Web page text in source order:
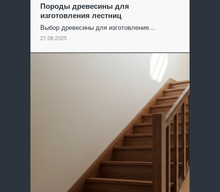
Породы древесины для
изготовления лестниц
Выбор древесины для изготовления…
27.08.2025